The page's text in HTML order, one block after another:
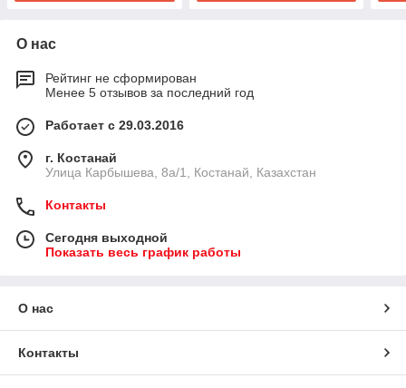
О нас
Рейтинг не сформирован
Менее 5 отзывов за последний год
Работает с 29.03.2016
г. Костанай
Улица Карбышева, 8а/1, Костанай, Казахстан
Контакты
Сегодня выходной
Показать весь график работы
О нас
Контакты